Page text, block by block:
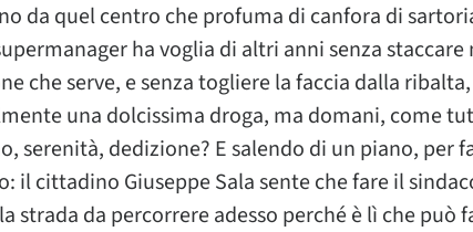
da quel centro che profuma di canfora di
ha voglia di altri anni senza
che serve, e senza togliere la faccia dalla
una dolcissima droga, ma domani, come
serenità, dedizione? E salendo di un piano, per
il cittadino Giuseppe Sala sente che fare il
strada da percorrere adesso perché è lì che può